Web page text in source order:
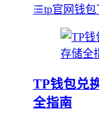
tp官网钱包
TP钱包兑
全指南